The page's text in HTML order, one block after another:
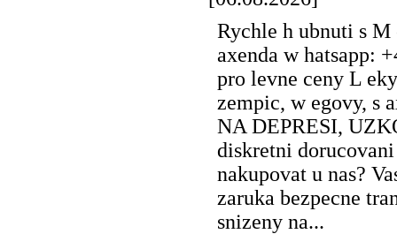
Rychle h ubnuti s M
axenda w hatsapp:
pro levne ceny L
zempic, w egovy, s
NA DEPRESI,
diskretni
nakupovat u nas?
zaruka bezpecne
snizeny na...